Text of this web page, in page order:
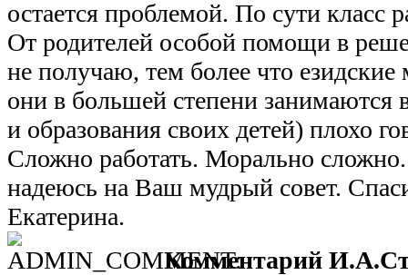
остается проблемой. По сути класс
От родителей особой помощи в
не получаю, тем более что
они в большей степени занимаются
и образования своих детей) плохо
Сложно работать. Морально
надеюсь на Ваш мудрый совет.
Екатерина.
Комментарий